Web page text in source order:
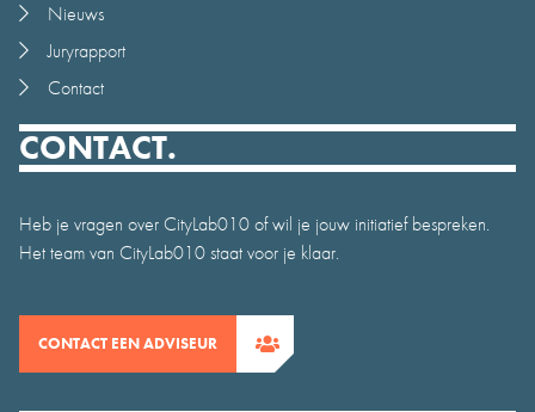
Nieuws
Juryrapport
Contact
CONTACT.
Heb je vragen over CityLab010 of wil je jouw initiatief bespreken.
Het team van CityLab010 staat voor je klaar.
CONTACT EEN ADVISEUR